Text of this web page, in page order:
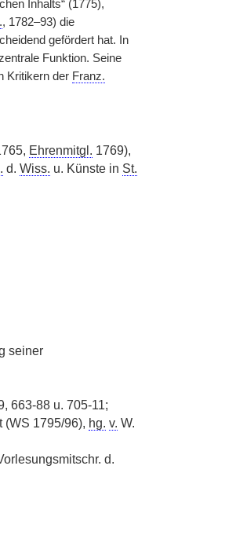
Inhalts“ (1775),
, 1782–93) die
gefördert hat. In
Funktion. Seine
Kritikern der Franz.
Ehrenmitgl. 1769),
d. Wiss. u. Künste in St.
seiner
663-88 u. 705-11;
(WS 1795/96), hg. v. W.
d.